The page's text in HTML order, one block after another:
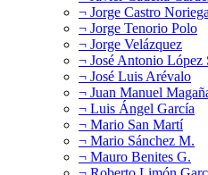
¬ Jorge Castro Noriega
¬ Jorge Tenorio Polo
¬ Jorge Velázquez
¬ José Antonio López
¬ José Luis Arévalo
¬ Juan Manuel
¬ Luis Ángel García
¬ Mario San Martí
¬ Mario Sánchez M.
¬ Mauro Benites G.